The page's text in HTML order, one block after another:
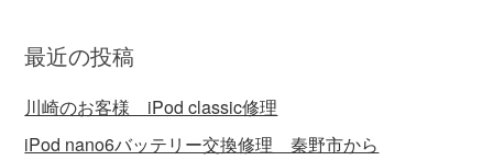
リ
ー
最近の投稿
川崎のお客様 iPod classic修理
iPod nano6バッテリー交換修理 秦野市から